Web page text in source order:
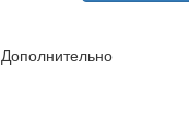
Дополнительно